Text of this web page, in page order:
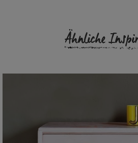
Ähnliche